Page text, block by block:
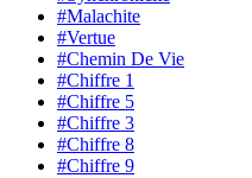
#Malachite
#Vertue
#Chemin De Vie
#Chiffre 1
#Chiffre 5
#Chiffre 3
#Chiffre 8
#Chiffre 9